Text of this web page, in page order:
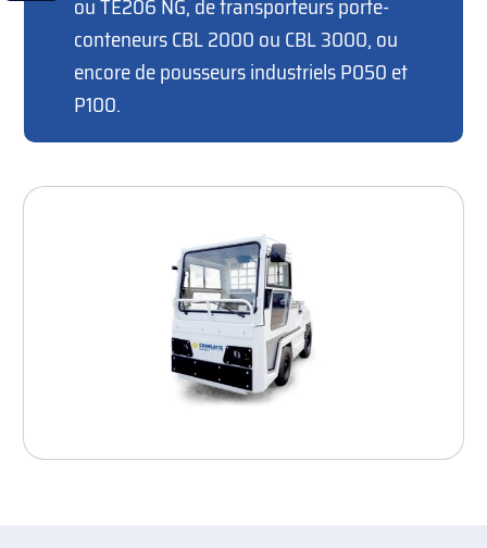
conteneurs CBL 2000 ou CBL 3000, ou
encore de pousseurs industriels P050 et
P100.